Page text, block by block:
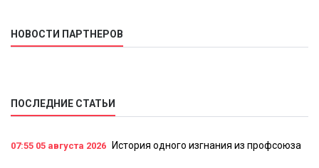
НОВОСТИ ПАРТНЕРОВ
ПОСЛЕДНИЕ СТАТЬИ
07:55 05 августа 2026 История одного изгнания из профсоюза